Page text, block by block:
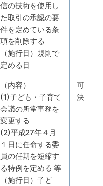
信の技術を使用し
た取引の承認の要
件を定めている条
項を削除する
（施行日）規則で
定める日
（内容）
(1)子ども・子育て
会議の所掌事務を
変更する
(2)平成27年４月
１日に任命する委
員の任期を短縮す
る特例を定める 等
（施行日）子ど
可
決